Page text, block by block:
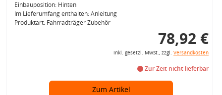
Einbauposition: Hinten
Im Lieferumfang enthalten: Anleitung
Produktart: Fahrradträger Zubehör
78,92 €
inkl. gesetzl. MwSt., zzgl. Versandkosten
Zur Zeit nicht lieferbar
Zum Artikel